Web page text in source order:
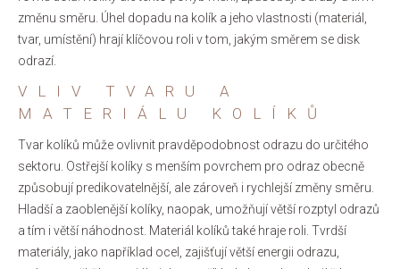
změnu směru. Úhel dopadu na kolík a jeho vlastnosti (materiál,
tvar, umístění) hrají klíčovou roli v tom, jakým směrem se disk
odrazí.
VLIV TVARU A
MATERIÁLU KOLÍKŮ
Tvar kolíků může ovlivnit pravděpodobnost odrazu do určitého
sektoru. Ostřejší kolíky s menším povrchem pro odraz obecně
způsobují predikovatelnější, ale zároveň i rychlejší změny směru.
Hladší a zaoblenější kolíky, naopak, umožňují větší rozptyl odrazů
a tím i větší náhodnost. Materiál kolíků také hraje roli. Tvrdší
materiály, jako například ocel, zajišťují větší energii odrazu,